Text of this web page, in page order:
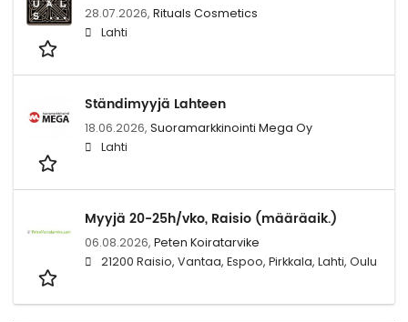
28.07.2026, Rituals Cosmetics
Lahti
Ständimyyjä Lahteen
18.06.2026, Suoramarkkinointi Mega Oy
Lahti
Myyjä 20-25h/vko, Raisio (määräaik.)
06.08.2026, Peten Koiratarvike
21200 Raisio, Vantaa, Espoo, Pirkkala, Lahti, Oulu